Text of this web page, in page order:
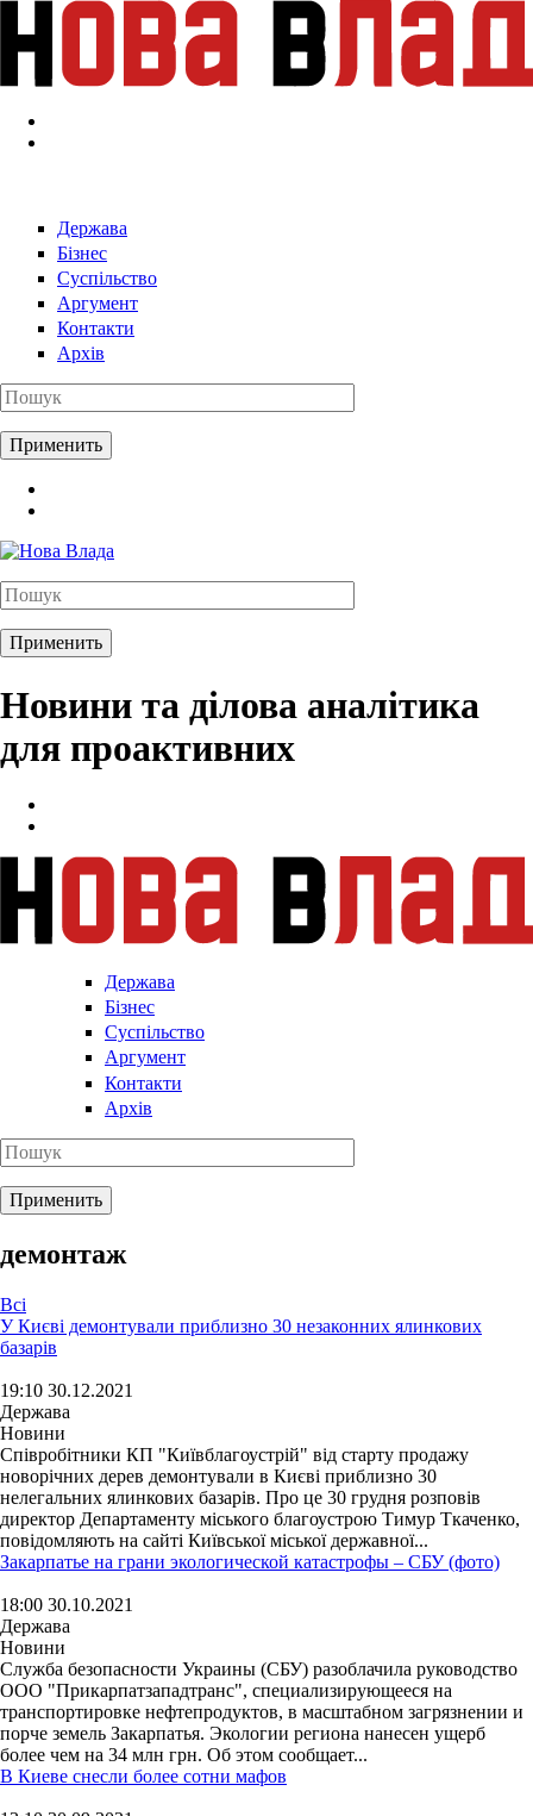
Перейти к основному содержанию
Держава
Бізнес
Суспільство
Аргумент
Контакти
Архів
Новини та ділова аналітика
для проактивних
Держава
Бізнес
Суспільство
Аргумент
Контакти
Архів
демонтаж
Всі
У Києві демонтували приблизно 30 незаконних ялинкових
базарів
19:10 30.12.2021
Держава
Новини
Співробітники КП "Київблагоустрій" від старту продажу
новорічних дерев демонтували в Києві приблизно 30
нелегальних ялинкових базарів. Про це 30 грудня розповів
директор Департаменту міського благоустрою Тимур Ткаченко,
повідомляють на сайті Київської міської державної...
Закарпатье на грани экологической катастрофы – СБУ (фото)
18:00 30.10.2021
Держава
Новини
Служба безопасности Украины (СБУ) разоблачила руководство
ООО "Прикарпатзападтранс", специализирующееся на
транспортировке нефтепродуктов, в масштабном загрязнении и
порче земель Закарпатья. Экологии региона нанесен ущерб
более чем на 34 млн грн. Об этом сообщает...
В Киеве снесли более сотни мафов